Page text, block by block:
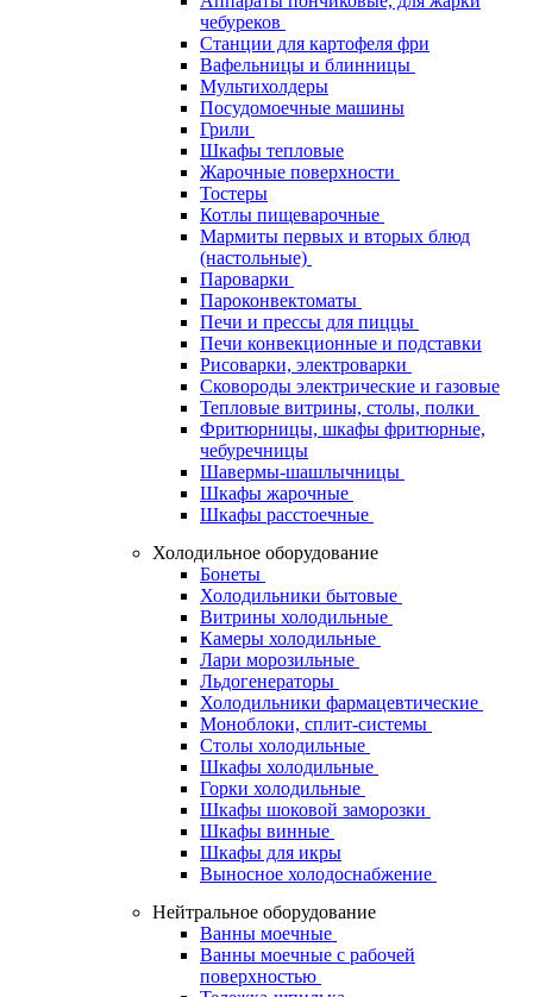
чебуреков
Станции для картофеля фри
Вафельницы и блинницы
Мультихолдеры
Посудомоечные машины
Грили
Шкафы тепловые
Жарочные поверхности
Тостеры
Котлы пищеварочные
Мармиты первых и вторых блюд
(настольные)
Пароварки
Пароконвектоматы
Печи и прессы для пиццы
Печи конвекционные и подставки
Рисоварки, электроварки
Сковороды электрические и газовые
Тепловые витрины, столы, полки
Фритюрницы, шкафы фритюрные,
чебуречницы
Шавермы-шашлычницы
Шкафы жарочные
Шкафы расстоечные
Холодильное оборудование
Бонеты
Холодильники бытовые
Витрины холодильные
Камеры холодильные
Лари морозильные
Льдогенераторы
Холодильники фармацевтические
Моноблоки, сплит-системы
Столы холодильные
Шкафы холодильные
Горки холодильные
Шкафы шоковой заморозки
Шкафы винные
Шкафы для икры
Выносное холодоснабжение
Нейтральное оборудование
Ванны моечные
Ванны моечные с рабочей
поверхностью